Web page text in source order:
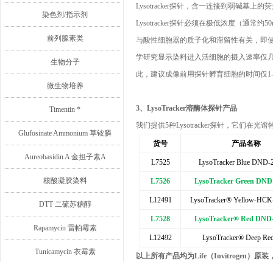
染色剂/指示剂
前列腺素类
生物分子
微生物培养
Timentin *
Glufosinate Ammonium 草铵膦
Aureobasidin A 金担子素A
核酸凝胶染料
DTT 二硫苏糖醇
Rapamycin 雷帕霉素
Tunicamycin 衣霉素
Lysotracker探针，含一连接到弱碱基上的
Lysotracker探针必须在极低浓度（通常约
与酸性细胞器的质子化和滞留性有关，即
学研究显示染料进入活细胞的摄入速率仅
此，建议成像前用探针孵育细胞的时间仅
3、LysoTracker溶酶体探针产品
我们提供5种Lysotracker探针，它们在光谱
货号 产品名称
L7525 LysoTracker Blue
L7526 LysoTracker Green
L12491 LysoTracker® Yellow-
L7528 LysoTracker® Red
L12492 LysoTracker® Deep
以上所有产品均为Life （Invitrogen）原装